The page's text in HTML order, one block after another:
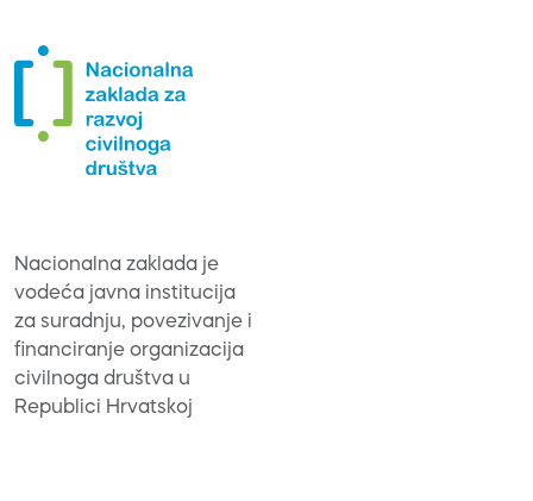
Nacionalna zaklada je
vodeća javna institucija
za suradnju, povezivanje i
financiranje organizacija
civilnoga društva u
Republici Hrvatskoj